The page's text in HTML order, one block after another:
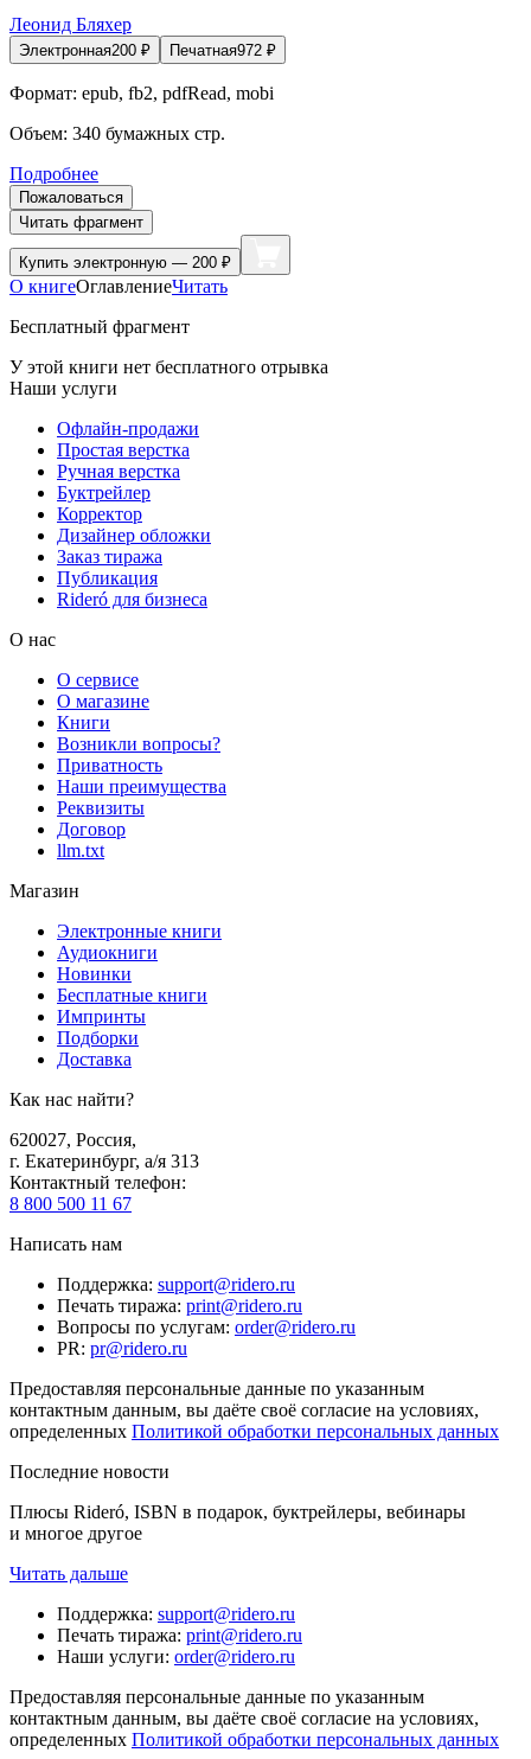
Леонид Бляхер
Электронная200 ₽ Печатная972 ₽
Формат: epub, fb2, pdfRead, mobi
Объем: 340 бумажных стр.
Подробнее
Пожаловаться
Читать фрагмент
Купить электронную — 200 ₽
О книгеОглавлениеЧитать
Бесплатный фрагмент
У этой книги нет бесплатного отрывка
Наши услуги
Офлайн-продажи
Простая верстка
Ручная верстка
Буктрейлер
Корректор
Дизайнер обложки
Заказ тиража
Публикация
Rideró для бизнеса
О нас
О сервисе
О магазине
Книги
Возникли вопросы?
Приватность
Наши преимущества
Реквизиты
Договор
llm.txt
Магазин
Электронные книги
Аудиокниги
Новинки
Бесплатные книги
Импринты
Подборки
Доставка
Как нас найти?
620027, Россия,
г. Екатеринбург, а/я 313
Контактный телефон:
8 800 500 11 67
Написать нам
Поддержка: support@ridero.ru
Печать тиража: print@ridero.ru
Вопросы по услугам: order@ridero.ru
PR: pr@ridero.ru
Предоставляя персональные данные по указанным
контактным данным, вы даёте своё согласие на условиях,
определенных Политикой обработки персональных данных
Последние новости
Плюсы Rideró, ISBN в подарок, буктрейлеры, вебинары
и многое другое
Читать дальше
Поддержка: support@ridero.ru
Печать тиража: print@ridero.ru
Наши услуги: order@ridero.ru
Предоставляя персональные данные по указанным
контактным данным, вы даёте своё согласие на условиях,
определенных Политикой обработки персональных данных